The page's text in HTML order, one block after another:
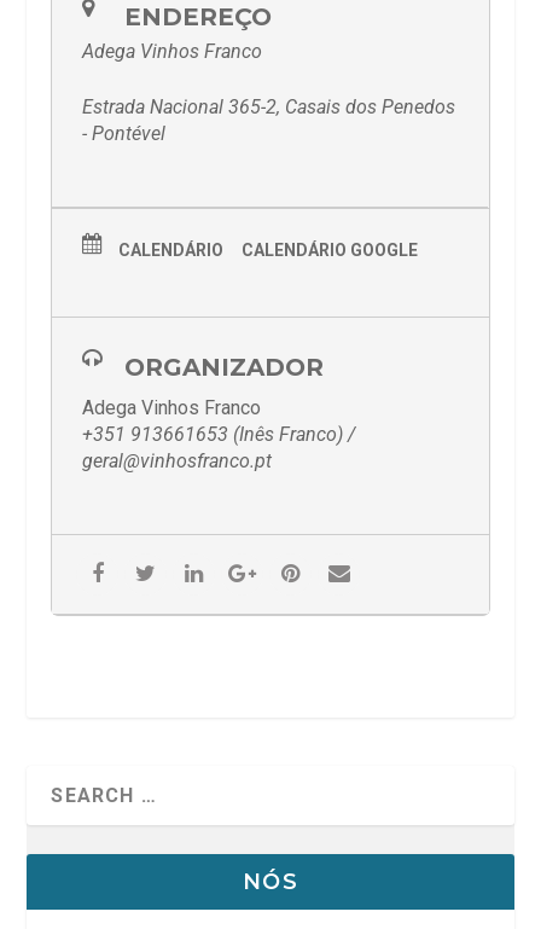
ENDEREÇO
Adega Vinhos Franco
Estrada Nacional 365-2, Casais dos Penedos
- Pontével
CALENDÁRIO CALENDÁRIO GOOGLE
ORGANIZADOR
Adega Vinhos Franco
+351 913661653 (Inês Franco) /
geral@vinhosfranco.pt
NÓS